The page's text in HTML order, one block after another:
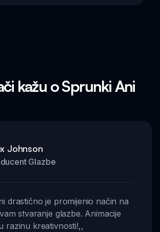
kažu o Sprunki Ani
Johnson
Glazbe
drastično je promijenio način na
stvaranje glazbe. Animacije
razinu kreativnosti!,,